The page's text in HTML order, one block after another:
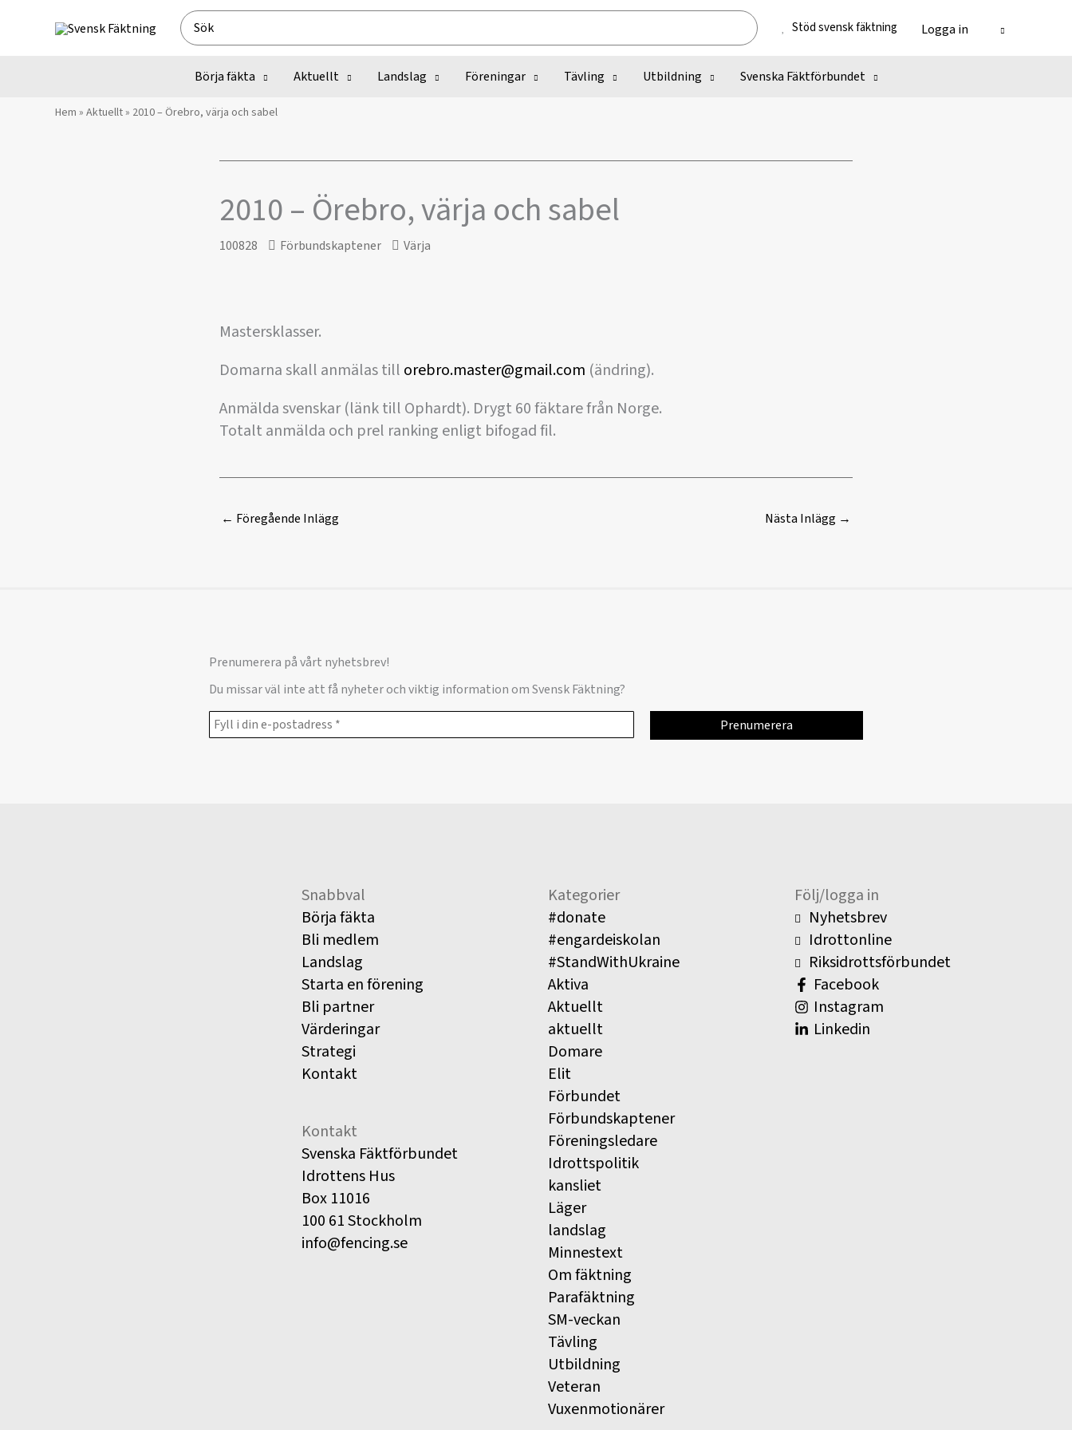
Search
for:
Stöd svensk fäktning Logga in
Börja fäkta Aktuellt Landslag Föreningar Tävling Utbildning Svenska Fäktförbundet
Hem » Aktuellt» 2010 – Örebro, värja och sabel
2010 – Örebro, värja och sabel
100828 Förbundskaptener Värja
Mastersklasser.
Domarna skall anmälas till orebro.master@gmail.com (ändring).
Anmälda svenskar (länk till Ophardt). Drygt 60 fäktare från Norge.
Totalt anmälda och prel ranking enligt bifogad fil.
← Föregående Inlägg Nästa Inlägg →
Prenumerera på vårt nyhetsbrev!
Du missar väl inte att få nyheter och viktig information om Svensk Fäktning?
Snabbval
Börja fäkta
Bli medlem
Landslag
Starta en förening
Bli partner
Värderingar
Strategi
Kontakt
Kontakt
Svenska Fäktförbundet
Idrottens Hus
Box 11016
100 61 Stockholm
info@fencing.se
Kategorier
#donate
#engardeiskolan
#StandWithUkraine
Aktiva
Aktuellt
aktuellt
Domare
Elit
Förbundet
Förbundskaptener
Föreningsledare
Idrottspolitik
kansliet
Läger
landslag
Minnestext
Om fäktning
Parafäktning
SM-veckan
Tävling
Utbildning
Veteran
Vuxenmotionärer
Följ/logga in
Nyhetsbrev
Idrottonline
Riksidrottsförbundet
Facebook
Instagram
Linkedin